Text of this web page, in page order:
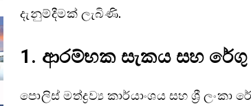
දැනුම්දීමක් ලැබිණි.
1. ආරම්භක සැකය සහ
පොලිස් මත්ද්‍රව්‍ය කාර්යාංශය සහ ශ්‍රී